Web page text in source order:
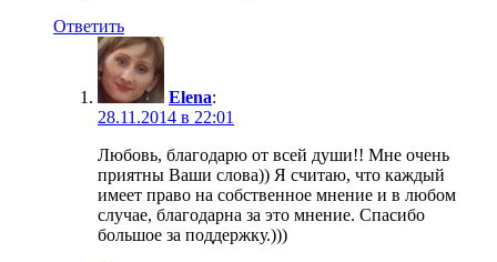
Ответить
Elena:
28.11.2014 в 22:01
Любовь, благодарю от всей души!! Мне очень
приятны Ваши слова)) Я считаю, что каждый
имеет право на собственное мнение и в любом
случае, благодарна за это мнение. Спасибо
большое за поддержку.)))